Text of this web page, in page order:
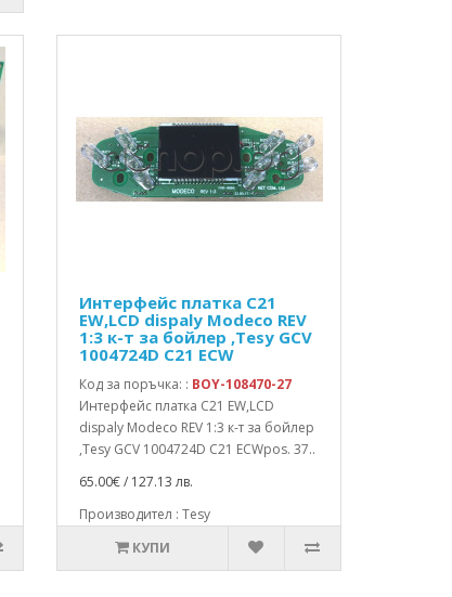
Интерфейс платка C21
EW,LCD dispaly Modeco REV
1:3 к-т за бойлер ,Tesy GCV
1004724D C21 ECW
Код за поръчка: : BOY-108470-27
Интерфейс платка C21 EW,LCD
dispaly Modeco REV 1:3 к-т за бойлер
,Tesy GCV 1004724D C21 ECWpos. 37..
65.00€ / 127.13 лв.
Производител : Tesy
КУПИ